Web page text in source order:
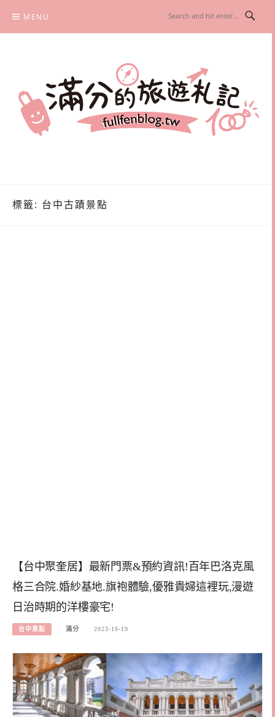
content
MENU
標籤: 台中古蹟景點
【台中聚奎居】最新門票&預約資訊!百年巴洛克風
格三合院.婚紗基地.旗袍體驗,優雅貴婦這裡玩,漫遊
日治時期的洋樓豪宅!
台中景點 滿分 2023-10-19